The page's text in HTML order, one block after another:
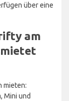
über eine
am
mieten:
Mini und